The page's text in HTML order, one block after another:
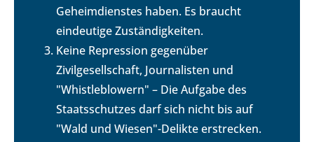
Geheimdienstes haben. Es braucht
eindeutige Zuständigkeiten.
Keine Repression gegenüber
Zivilgesellschaft, Journalisten und
"Whistleblowern" – Die Aufgabe des
Staatsschutzes darf sich nicht bis auf
"Wald und Wiesen"-Delikte erstrecken.